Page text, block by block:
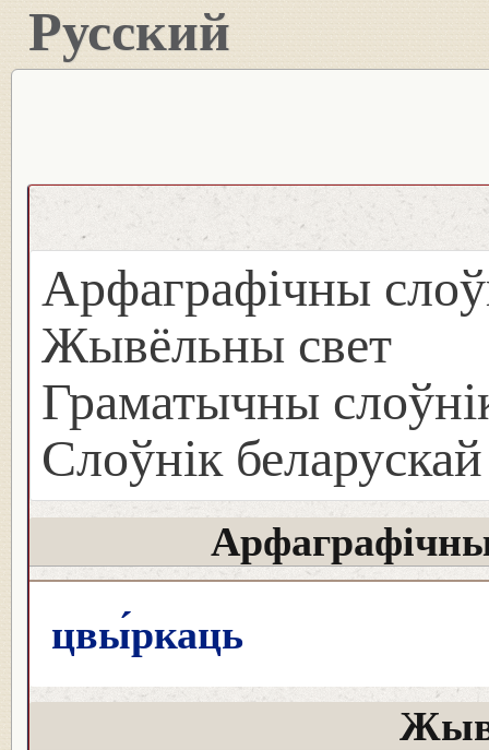
Русский
Арфаграфічны
Жывёльны свет
Граматычны
Слоўнік
цвы́ркаць